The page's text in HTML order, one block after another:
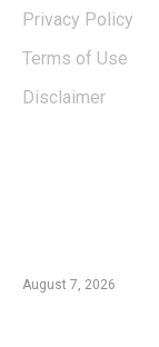
Privacy Policy
Terms of Use
Disclaimer
August 7, 2026